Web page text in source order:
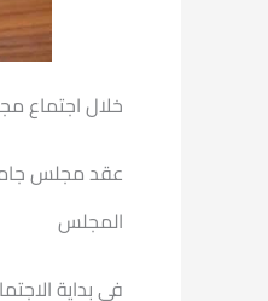
خلال اجتماع
عقد مجلس
المجلس
فى بداية